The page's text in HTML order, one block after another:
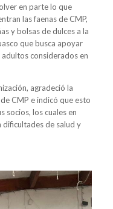
en parte lo que
las faenas de CMP,
y bolsas de dulces a la
que busca apoyar
considerados en
agradeció la
CMP e indicó que esto
socios, los cuales en
dificultades de salud y